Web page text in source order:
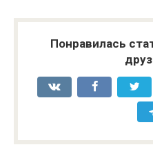
Понравилась